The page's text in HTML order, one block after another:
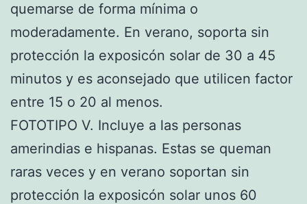
quemarse de forma mínima o
moderadamente. En verano, soporta sin
protección la exposicón solar de 30 a 45
minutos y es aconsejado que utilicen factor
entre 15 o 20 al menos.
FOTOTIPO V. Incluye a las personas
amerindias e hispanas. Estas se queman
raras veces y en verano soportan sin
protección la exposicón solar unos 60